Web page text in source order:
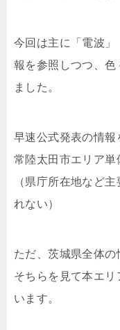
今回は主に「電波
報を参照しつつ、色
ました。
早速公式発表の情報
常陸太田市エリア単
（県庁所在地など
れない）
ただ、茨城県全体の
そちらを見て本エ
います。